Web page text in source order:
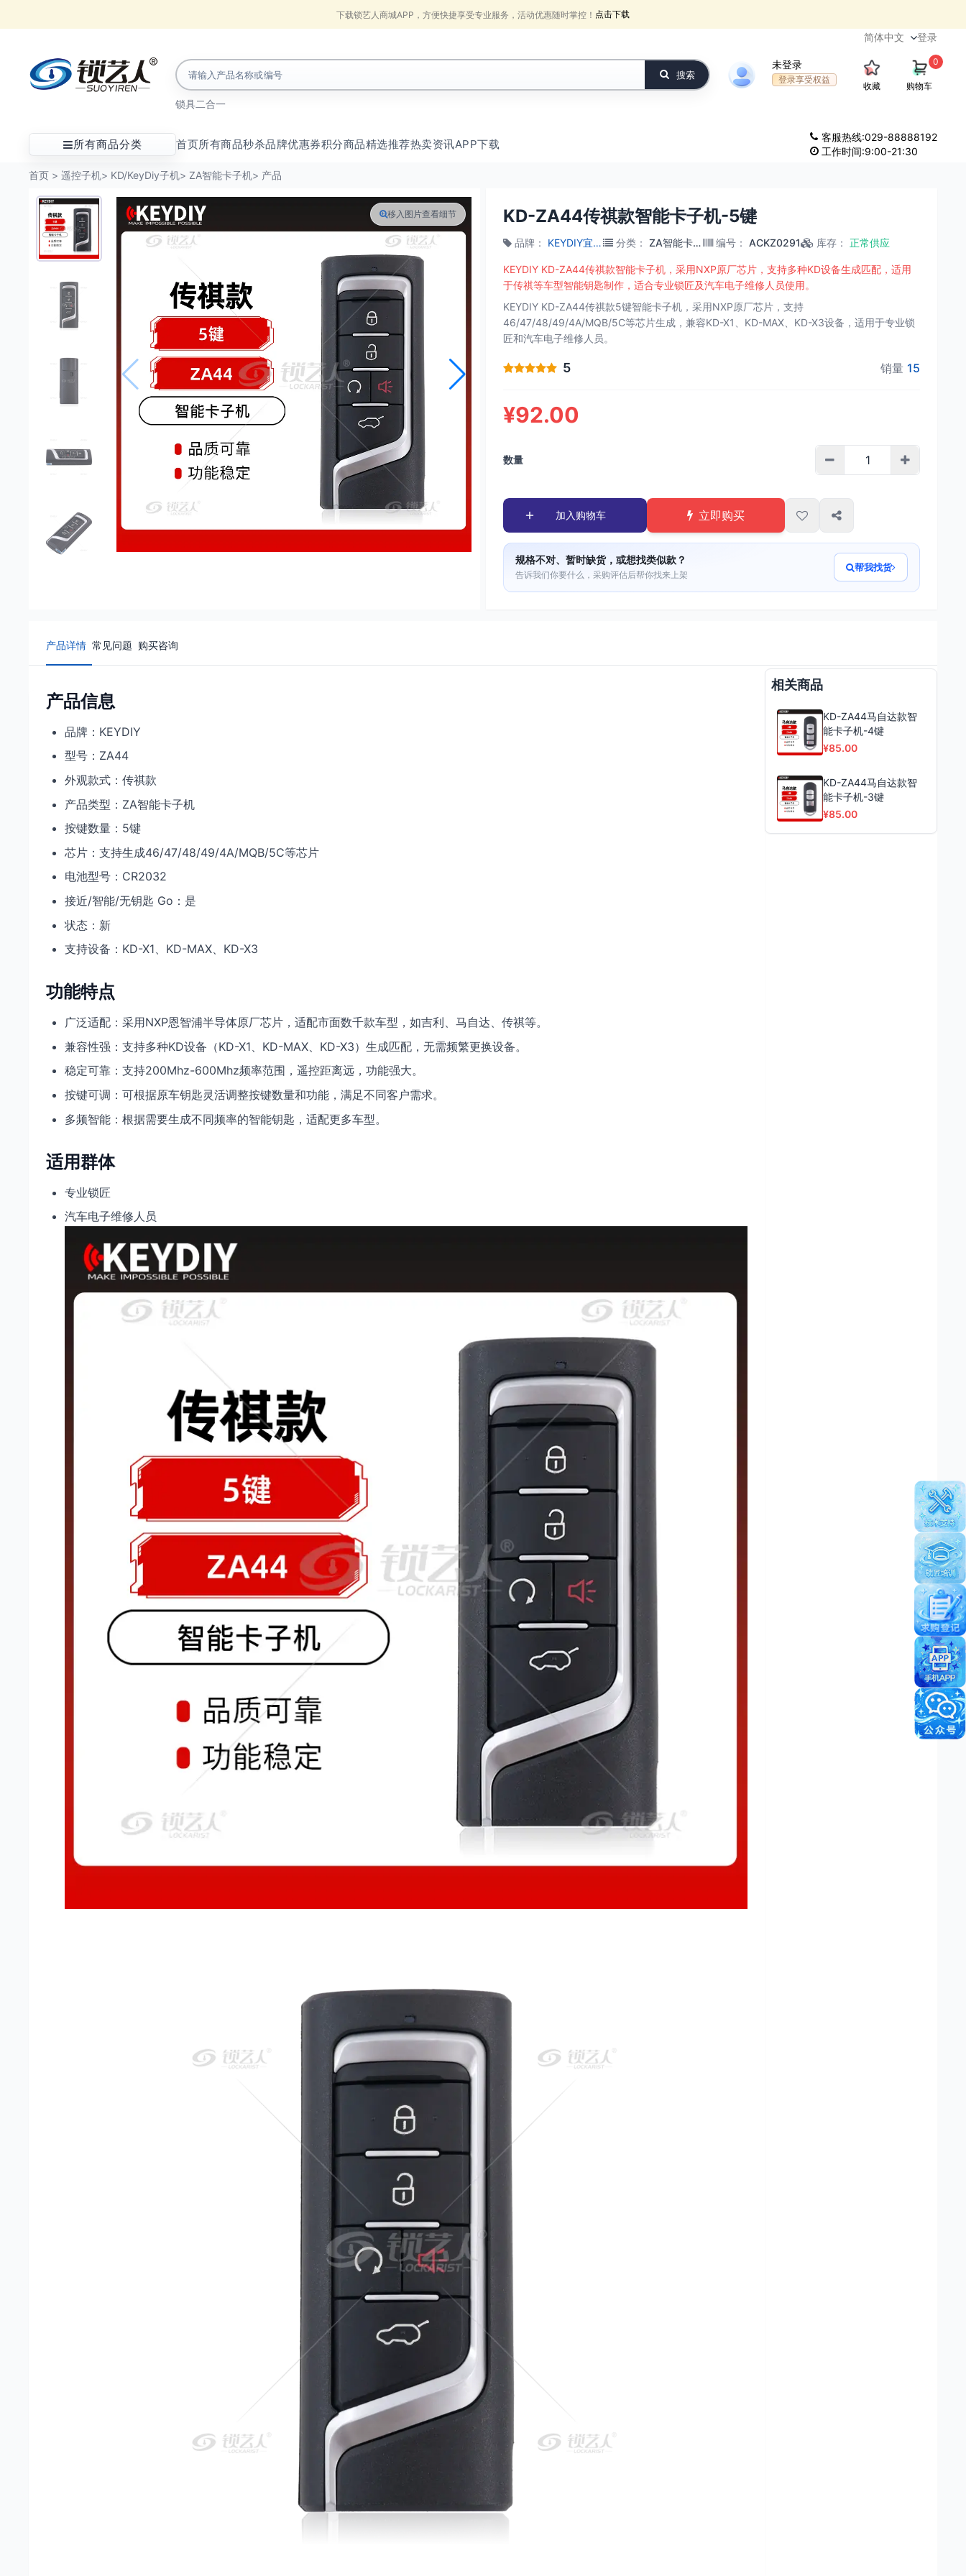
下载锁艺人商城APP，方便快捷享受专业服务，活动优惠随时掌控！ 点击下载
登录
搜索
锁具二合一
未登录
登录享受权益
收藏 购物车
0
所有商品分类 首页所有商品秒杀品牌优惠券积分商品精选推荐热卖资讯APP下载
客服热线:029-88888192
工作时间:9:00-21:30
首页 > 遥控子机> KD/KeyDiy子机> ZA智能卡子机> 产品
移入图片查看细节 KD-ZA44传祺款智能卡子机-5键
品牌 ： KEYDIY宜车科技 分类 ： ZA智能卡子机 编号 ： ACKZ0291 库存 ： 正常供应
KEYDIY KD-ZA44传祺款智能卡子机，采用NXP原厂芯片，支持多种KD设备生成匹配，适用
于传祺等车型智能钥匙制作，适合专业锁匠及汽车电子维修人员使用。
KEYDIY KD-ZA44传祺款5键智能卡子机，采用NXP原厂芯片，支持
46/47/48/49/4A/MQB/5C等芯片生成，兼容KD-X1、KD-MAX、KD-X3设备，适用于专业锁
匠和汽车电子维修人员。
5 销量 15
¥92.00
数量
加入购物车 立即购买
规格不对、暂时缺货，或想找类似款？
告诉我们你要什么，采购评估后帮你找来上架
帮我找货
产品详情 常见问题 购买咨询
产品信息
品牌：KEYDIY
型号：ZA44
外观款式：传祺款
产品类型：ZA智能卡子机
按键数量：5键
芯片：支持生成46/47/48/49/4A/MQB/5C等芯片
电池型号：CR2032
接近/智能/无钥匙 Go：是
状态：新
支持设备：KD-X1、KD-MAX、KD-X3
功能特点
广泛适配：采用NXP恩智浦半导体原厂芯片，适配市面数千款车型，如吉利、马自达、传祺等。
兼容性强：支持多种KD设备（KD-X1、KD-MAX、KD-X3）生成匹配，无需频繁更换设备。
稳定可靠：支持200Mhz-600Mhz频率范围，遥控距离远，功能强大。
按键可调：可根据原车钥匙灵活调整按键数量和功能，满足不同客户需求。
多频智能：根据需要生成不同频率的智能钥匙，适配更多车型。
适用群体
专业锁匠
汽车电子维修人员
相关商品
KD-ZA44马自达款智
能卡子机-4键
¥85.00
KD-ZA44马自达款智
能卡子机-3键
¥85.00